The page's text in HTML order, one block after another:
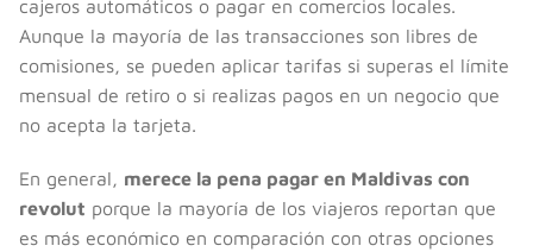
cajeros automáticos o pagar en comercios locales.
Aunque la mayoría de las transacciones son libres de
comisiones, se pueden aplicar tarifas si superas el límite
mensual de retiro o si realizas pagos en un negocio que
no acepta la tarjeta.
En general, merece la pena pagar en Maldivas con
revolut porque la mayoría de los viajeros reportan que
es más económico en comparación con otras opciones